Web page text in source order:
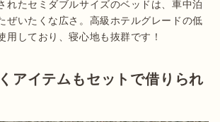
れたセミダブルサイズのベッドは、車中泊
ぜいたくな広さ。高級ホテルグレードの低
用しており、寝心地も抜群です！
アイテムもセットで借りられ